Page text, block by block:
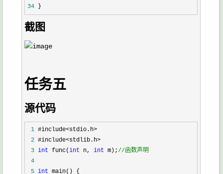
34 }
截图
任务五
源代码
1
2
3 int func(int n, int m);//函数声明
4
5 int